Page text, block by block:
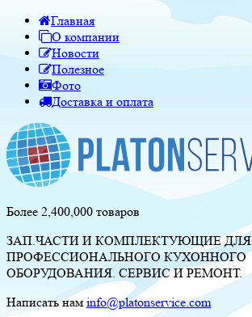
Главная
О компании
Новости
Полезное
Фото
Доставка и оплата
Более 2,400,000 товаров
ЗАП.ЧАСТИ И КОМПЛЕКТУЮЩИЕ ДЛЯ
ПРОФЕССИОНАЛЬНОГО КУХОННОГО
ОБОРУДОВАНИЯ. СЕРВИС И РЕМОНТ.
Написать нам info@platonservice.com